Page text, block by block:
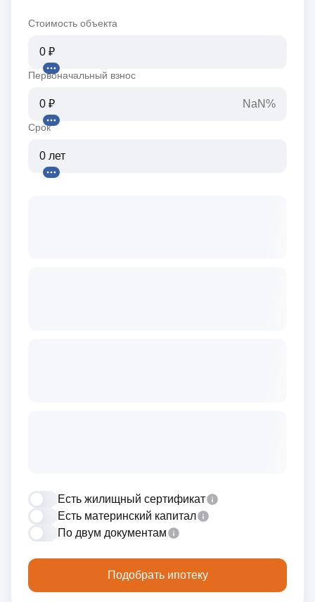
Стоимость объекта
Первоначальный взнос
NaN%
Срок
Есть жилищный сертификат
Есть материнский капитал
По двум документам
Подобрать ипотеку